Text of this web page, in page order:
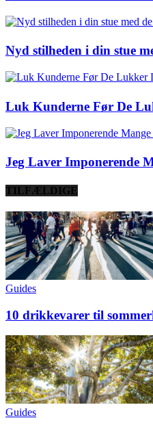
Nyd stilheden i din stue
Luk Kunderne Før De
Jeg Laver Imponerende
TILFÆLDIGE
Guides
10 drikkevarer til
Guides